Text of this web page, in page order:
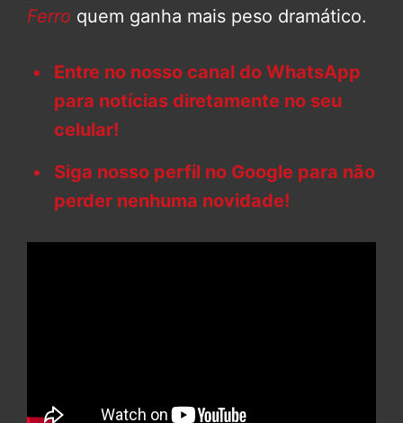
Ferro quem ganha mais peso dramático.
Entre no nosso canal do WhatsApp
para notícias diretamente no seu
celular!
Siga nosso perfil no Google para não
perder nenhuma novidade!